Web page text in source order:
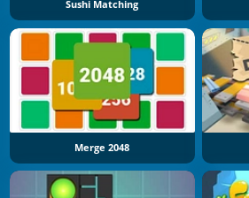
Sushi Matching
Merge 2048